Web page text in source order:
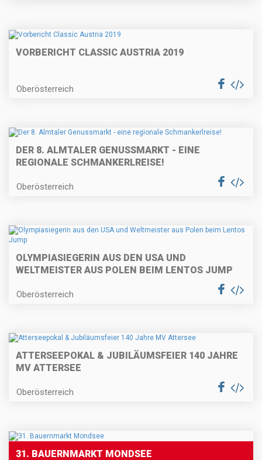
VORBERICHT CLASSIC AUSTRIA 2019
Oberösterreich
DER 8. ALMTALER GENUSSMARKT - EINE
REGIONALE SCHMANKERLREISE!
Oberösterreich
OLYMPIASIEGERIN AUS DEN USA UND
WELTMEISTER AUS POLEN BEIM LENTOS JUMP
Oberösterreich
ATTERSEEPOKAL & JUBILÄUMSFEIER 140 JAHRE
MV ATTERSEE
Oberösterreich
31. BAUERNMARKT MONDSEE